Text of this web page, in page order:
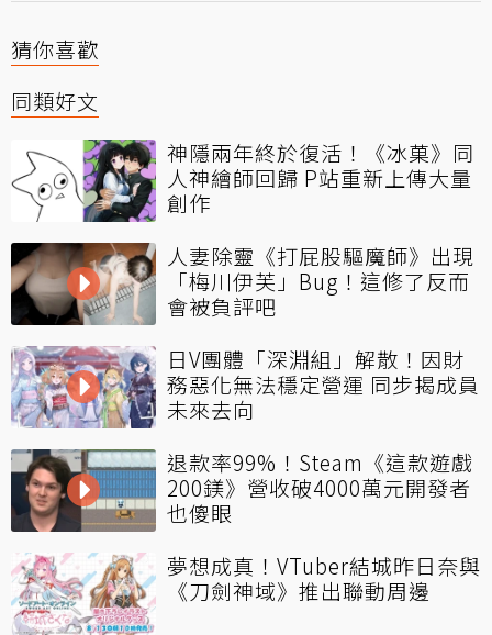
猜你喜歡
同類好文
神隱兩年終於復活！《冰菓》同
人神繪師回歸 P站重新上傳大量
創作
人妻除靈《打屁股驅魔師》出現
「梅川伊芙」Bug！這修了反而
會被負評吧
日V團體「深淵組」解散！因財
務惡化無法穩定營運 同步揭成員
未來去向
退款率99%！Steam《這款遊戲
200鎂》營收破4000萬元開發者
也傻眼
夢想成真！VTuber結城昨日奈與
《刀劍神域》推出聯動周邊